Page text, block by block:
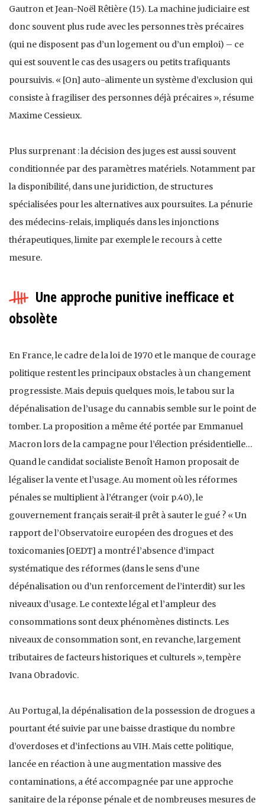
Gautron et Jean-Noël Rêtière (15). La machine judiciaire est
donc souvent plus rude avec les personnes très précaires
(qui ne disposent pas d’un logement ou d’un emploi) – ce
qui est souvent le cas des usagers ou petits trafiquants
poursuivis. « [On] auto-alimente un système d’exclusion qui
consiste à fragiliser des personnes déjà précaires », résume
Maxime Cessieux.
Plus surprenant : la décision des juges est aussi souvent
conditionnée par des paramètres matériels. Notamment par
la disponibilité, dans une juridiction, de structures
spécialisées pour les alternatives aux poursuites. La pénurie
des médecins-relais, impliqués dans les injonctions
thérapeutiques, limite par exemple le recours à cette
mesure.
Une approche punitive inefficace et
obsolète
En France, le cadre de la loi de 1970 et le manque de courage
politique restent les principaux obstacles à un changement
progressiste. Mais depuis quelques mois, le tabou sur la
dépénalisation de l’usage du cannabis semble sur le point de
tomber. La proposition a même été portée par Emmanuel
Macron lors de la campagne pour l’élection présidentielle…
Quand le candidat socialiste Benoît Hamon proposait de
légaliser la vente et l’usage. Au moment où les réformes
pénales se multiplient à l’étranger (voir p.40), le
gouvernement français serait-il prêt à sauter le gué ? « Un
rapport de l’Observatoire européen des drogues et des
toxicomanies [OEDT] a montré l’absence d’impact
systématique des réformes (dans le sens d’une
dépénalisation ou d’un renforcement de l’interdit) sur les
niveaux d’usage. Le contexte légal et l’ampleur des
consommations sont deux phénomènes distincts. Les
niveaux de consommation sont, en revanche, largement
tributaires de facteurs historiques et culturels », tempère
Ivana Obradovic.
Au Portugal, la dépénalisation de la possession de drogues a
pourtant été suivie par une baisse drastique du nombre
d’overdoses et d’infections au VIH. Mais cette politique,
lancée en réaction à une augmentation massive des
contaminations, a été accompagnée par une approche
sanitaire de la réponse pénale et de nombreuses mesures de